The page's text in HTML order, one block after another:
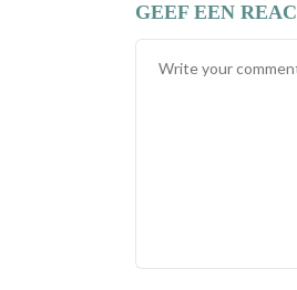
GEEF EEN